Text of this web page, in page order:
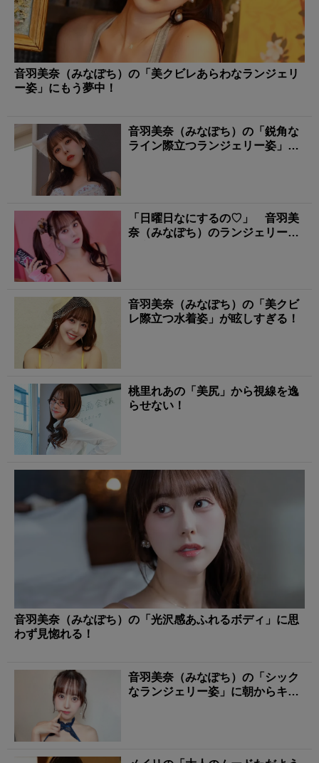
音羽美奈（みなぽち）の「美クビレあらわなランジェリ
ー姿」にもう夢中！
音羽美奈（みなぽち）の「鋭角な
ライン際立つランジェリー姿」に
「日曜日なにするの♡」 音羽美
奈（みなぽち）のランジェリー姿
音羽美奈（みなぽち）の「美クビ
レ際立つ水着姿」が眩しすぎる！
桃里れあの「美尻」から視線を逸
らせない！
音羽美奈（みなぽち）の「光沢感あふれるボディ」に思
わず見惚れる！
音羽美奈（みなぽち）の「シック
なランジェリー姿」に朝からキュ